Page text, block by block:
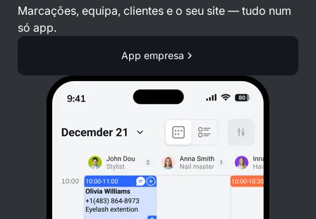
Marcações, equipa, clientes e o seu site — tudo num
só app.
App empresa